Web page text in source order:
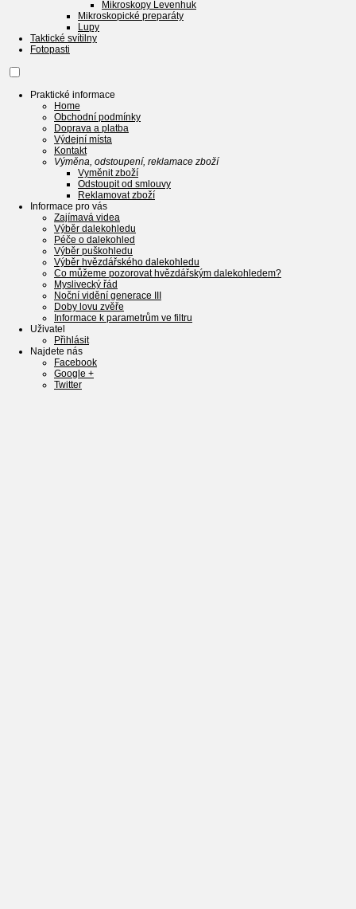
Mikroskopy Levenhuk
Mikroskopické preparáty
Lupy
Taktické svítilny
Fotopasti
Praktické informace
Home
Obchodní podmínky
Doprava a platba
Výdejní místa
Kontakt
Výměna, odstoupení, reklamace zboží
Vyměnit zboží
Odstoupit od smlouvy
Reklamovat zboží
Informace pro vás
Zajímavá videa
Výběr dalekohledu
Péče o dalekohled
Výběr puškohledu
Výběr hvězdářského dalekohledu
Co můžeme pozorovat hvězdářským dalekohledem?
Myslivecký řád
Noční vidění generace III
Doby lovu zvěře
Informace k parametrům ve filtru
Uživatel
Přihlásit
Najdete nás
Facebook
Google +
Twitter